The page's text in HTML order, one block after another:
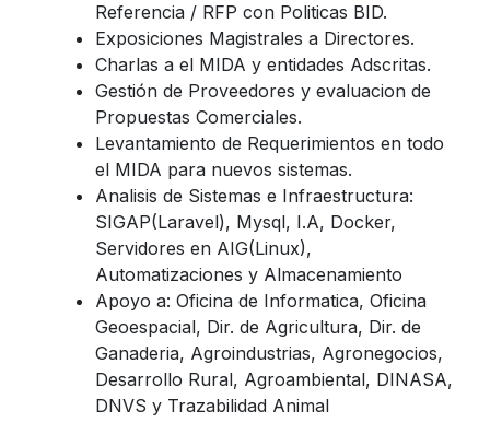
Referencia / RFP con Politicas BID.
Exposiciones Magistrales a Directores.
Charlas a el MIDA y entidades Adscritas.
Gestión de Proveedores y evaluacion de
Propuestas Comerciales.
Levantamiento de Requerimientos en todo
el MIDA para nuevos sistemas.
Analisis de Sistemas e Infraestructura:
SIGAP(Laravel), Mysql, I.A, Docker,
Servidores en AIG(Linux),
Automatizaciones y Almacenamiento
Apoyo a: Oficina de Informatica, Oficina
Geoespacial, Dir. de Agricultura, Dir. de
Ganaderia, Agroindustrias, Agronegocios,
Desarrollo Rural, Agroambiental, DINASA,
DNVS y Trazabilidad Animal